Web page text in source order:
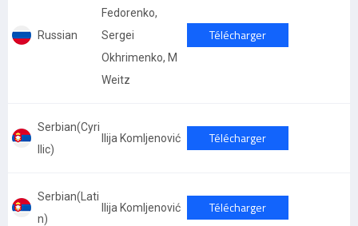
Russian
Fedorenko,
Sergei
Okhrimenko, M
Weitz
Télécharger
Serbian(Cyri
llic)
Ilija Komljenović Télécharger
Serbian(Lati
n)
Ilija Komljenović Télécharger